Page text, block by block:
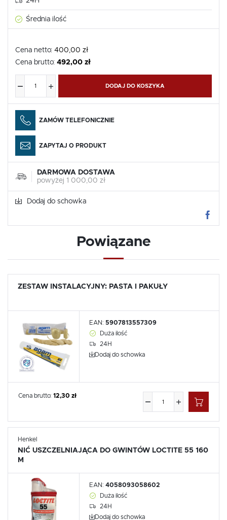
Średnia ilość
Cena netto: 400,00 zł
Cena brutto: 492,00 zł
DODAJ DO KOSZYKA
ZAMÓW TELEFONICZNIE
ZAPYTAJ O PRODUKT
DARMOWA DOSTAWA
powyżej 1 000,00 zł
Dodaj do schowka
Powiązane
ZESTAW INSTALACYJNY: PASTA I PAKUŁY
EAN: 5907813557309
Duża ilość
24H
Dodaj do schowka
Cena brutto: 12,30 zł
Henkel
NIĆ USZCZELNIAJĄCA DO GWINTÓW LOCTITE 55 160
M
EAN: 4058093058602
Duża ilość
24H
Dodaj do schowka